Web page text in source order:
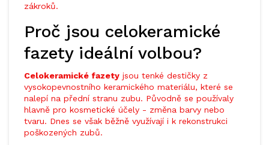
zákroků.
Proč jsou celokeramické
fazety ideální volbou?
Celokeramické fazety jsou tenké destičky z
vysokopevnostního keramického materiálu, které se
nalepí na přední stranu zubu. Původně se používaly
hlavně pro kosmetické účely - změna barvy nebo
tvaru. Dnes se však běžně využívají i k rekonstrukci
poškozených zubů.